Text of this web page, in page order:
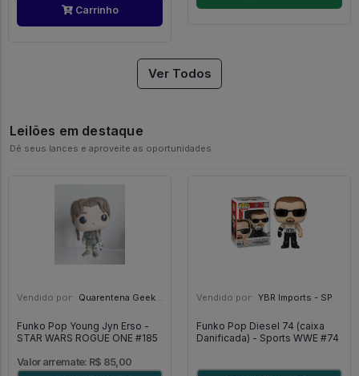
Carrinho
Ver Todos
Leilões em destaque
Dê seus lances e aproveite as oportunidades
Vendido por: Quarentena Geek Store - SP
Funko Pop Young Jyn Erso -
STAR WARS ROGUE ONE #185
Valor arremate: R$ 85,00
Vendido por: YBR Imports - SP
Funko Pop Diesel 74 (caixa
Danificada) - Sports WWE #74